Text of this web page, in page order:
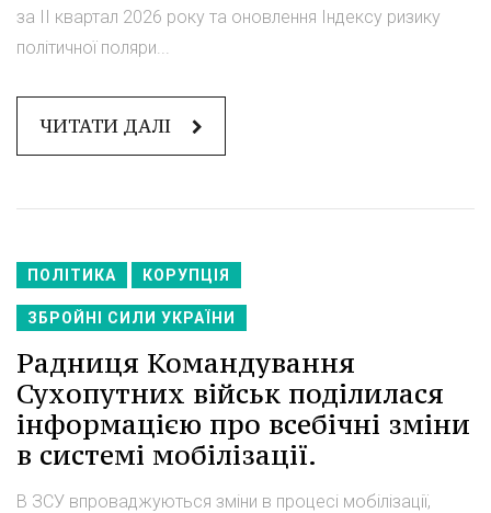
за II квартал 2026 року та оновлення Індексу ризику
політичної поляри...
ЧИТАТИ ДАЛІ
ПОЛІТИКА КОРУПЦІЯ
ЗБРОЙНІ СИЛИ УКРАЇНИ
Радниця Командування
Сухопутних військ поділилася
інформацією про всебічні зміни
в системі мобілізації.
В ЗСУ впроваджуються зміни в процесі мобілізації,